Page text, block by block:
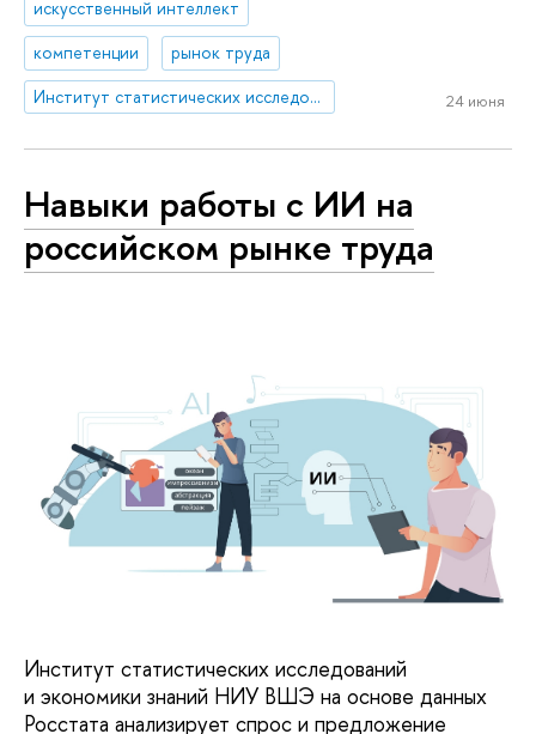
искусственный интеллект
компетенции
рынок труда
Институт статистических исследований и экономики знаний
24 июня
Навыки работы с ИИ на
российском рынке труда
Институт статистических исследований
и экономики знаний НИУ ВШЭ на основе данных
Росстата анализирует спрос и предложение